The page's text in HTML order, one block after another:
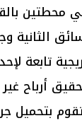
الثانية
تابعة
أرباح
بتحميل